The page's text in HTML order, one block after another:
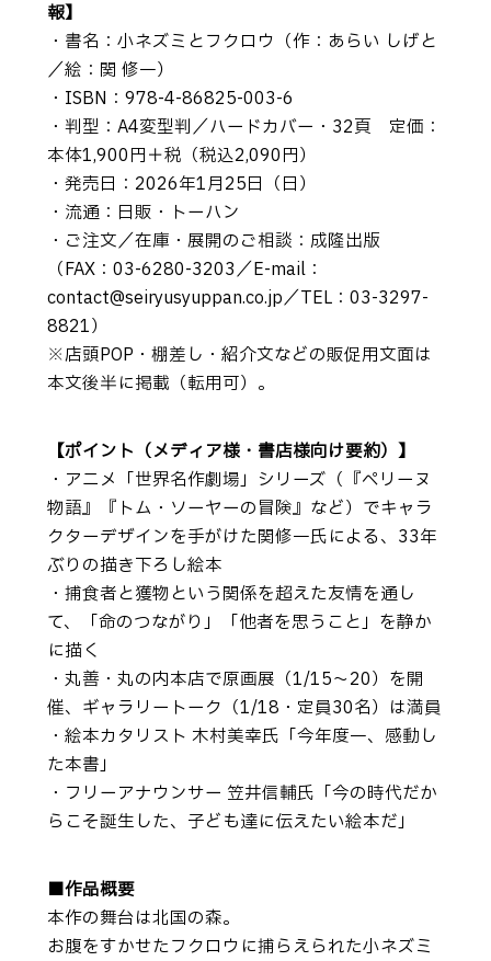
報】
・書名：小ネズミとフクロウ（作：あらい しげと
／絵：関 修一）
・ISBN：978-4-86825-003-6
・判型：A4変型判／ハードカバー・32頁 定価：
本体1,900円＋税（税込2,090円）
・発売日：2026年1月25日（日）
・流通：日販・トーハン
・ご注文／在庫・展開のご相談：成隆出版
（FAX：03-6280-3203／E-mail：
contact@seiryusyuppan.co.jp／TEL：03-3297-
8821）
※店頭POP・棚差し・紹介文などの販促用文面は
本文後半に掲載（転用可）。
【ポイント（メディア様・書店様向け要約）】
・アニメ「世界名作劇場」シリーズ（『ペリーヌ
物語』『トム・ソーヤーの冒険』など）でキャラ
クターデザインを手がけた関修一氏による、33年
ぶりの描き下ろし絵本
・捕食者と獲物という関係を超えた友情を通し
て、「命のつながり」「他者を思うこと」を静か
に描く
・丸善・丸の内本店で原画展（1/15～20）を開
催、ギャラリートーク（1/18・定員30名）は満員
・絵本カタリスト 木村美幸氏「今年度一、感動し
た本書」
・フリーアナウンサー 笠井信輔氏「今の時代だか
らこそ誕生した、子ども達に伝えたい絵本だ」
■作品概要
本作の舞台は北国の森。
お腹をすかせたフクロウに捕らえられた小ネズミ